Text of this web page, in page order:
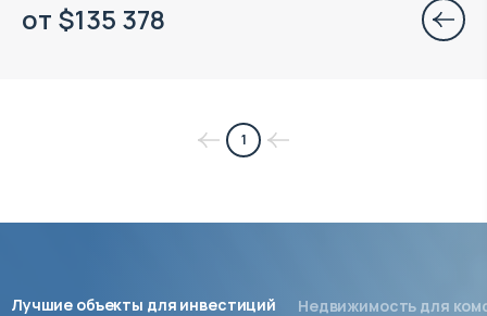
от $135 378
1
Лучшие объекты для инвестиций Недвижимость для